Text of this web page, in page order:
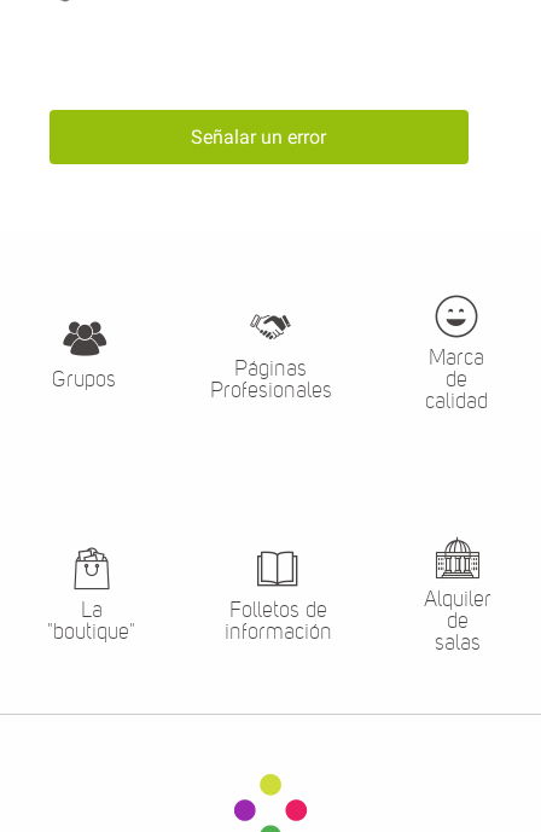
Señalar un error
Grupos
Páginas
Profesionales
Marca
de
calidad
La
"boutique"
Folletos de
información
Alquiler
de
salas